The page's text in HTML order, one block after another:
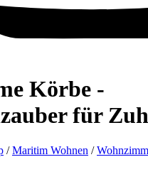
Körbe -
für
/Maritim Wohnen /